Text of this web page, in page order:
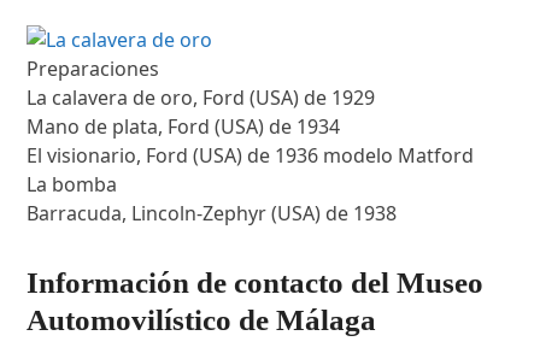
Preparaciones
La calavera de oro, Ford (USA) de 1929
Mano de plata, Ford (USA) de 1934
El visionario, Ford (USA) de 1936 modelo Matford
La bomba
Barracuda, Lincoln-Zephyr (USA) de 1938
Información de contacto del Museo
Automovilístico de Málaga